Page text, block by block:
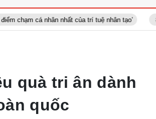
nhất của trí tuệ nhân tạo’ Việt Nam
quà tri ân dành
quốc